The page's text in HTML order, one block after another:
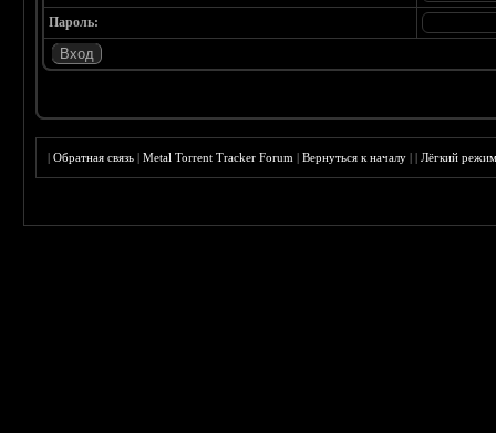
Пароль:
|Обратная связь |Metal Torrent Tracker Forum |Вернуться к началу ||Лёгкий